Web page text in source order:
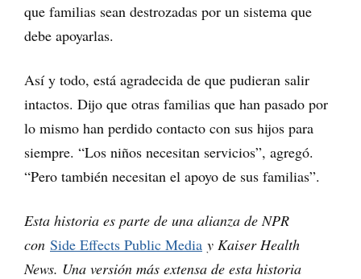
que familias sean destrozadas por un sistema que
debe apoyarlas.
Así y todo, está agradecida de que pudieran salir
intactos. Dijo que otras familias que han pasado por
lo mismo han perdido contacto con sus hijos para
siempre. “Los niños necesitan servicios”, agregó.
“Pero también necesitan el apoyo de sus familias”.
Esta historia es parte de una alianza de NPR
con Side Effects Public Media y Kaiser Health
News. Una versión más extensa de esta historia